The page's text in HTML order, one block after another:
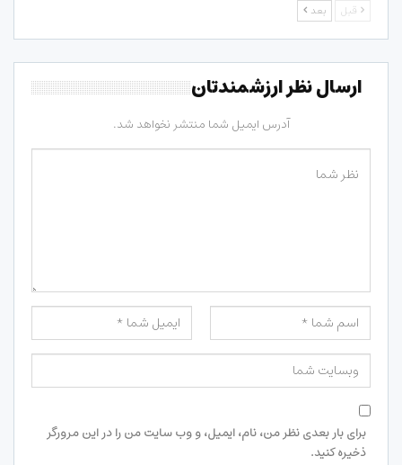
قبل بعد
ارسال نظر ارزشمندتان
آدرس ایمیل شما منتشر نخواهد شد.
برای بار بعدی نظر من، نام، ایمیل، و وب سایت من را در این مرورگر
ذخیره کنید.